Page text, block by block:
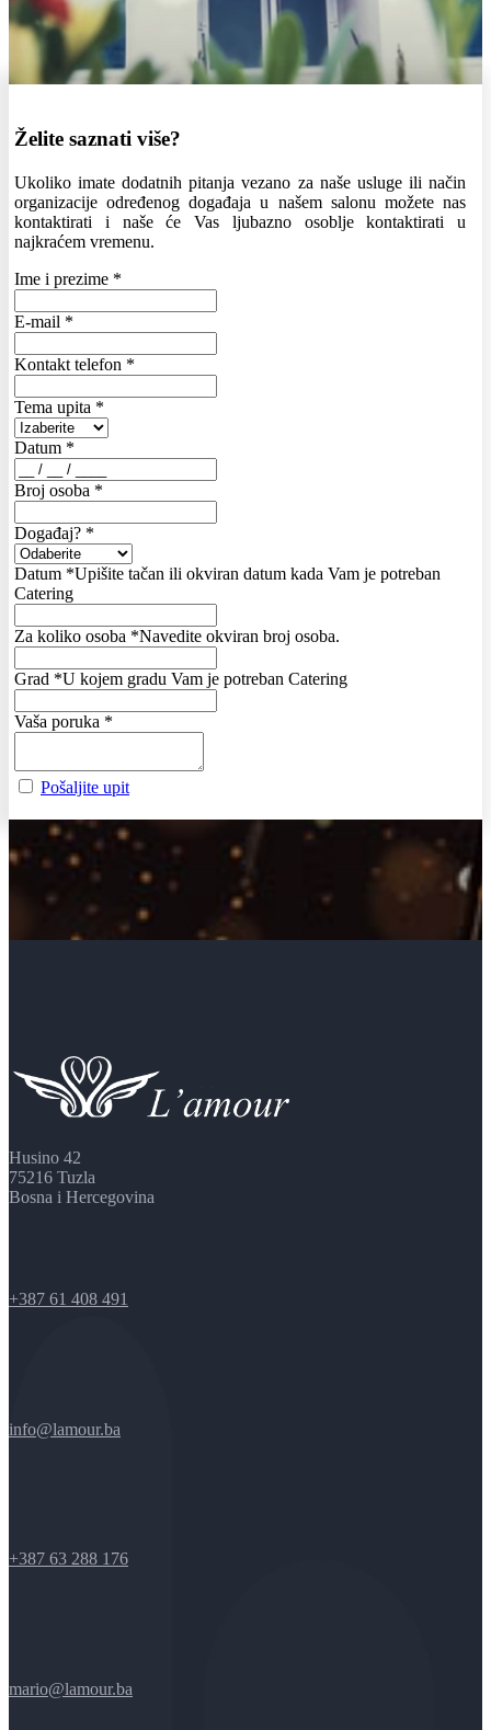
Želite saznati više?
Ukoliko imate dodatnih pitanja vezano za naše usluge ili način
organizacije određenog događaja u našem salonu možete nas
kontaktirati i naše će Vas ljubazno osoblje kontaktirati u
najkraćem vremenu.
Ime i prezime *
E-mail *
Kontakt telefon *
Tema upita *
Datum *
Broj osoba *
Događaj? *
Datum *Upišite tačan ili okviran datum kada Vam je potreban
Catering
Za koliko osoba *Navedite okviran broj osoba.
Grad *U kojem gradu Vam je potreban Catering
Vaša poruka *
Pošaljite upit
Husino 42
75216 Tuzla
Bosna i Hercegovina
+387 61 408 491
info@lamour.ba
+387 63 288 176
mario@lamour.ba